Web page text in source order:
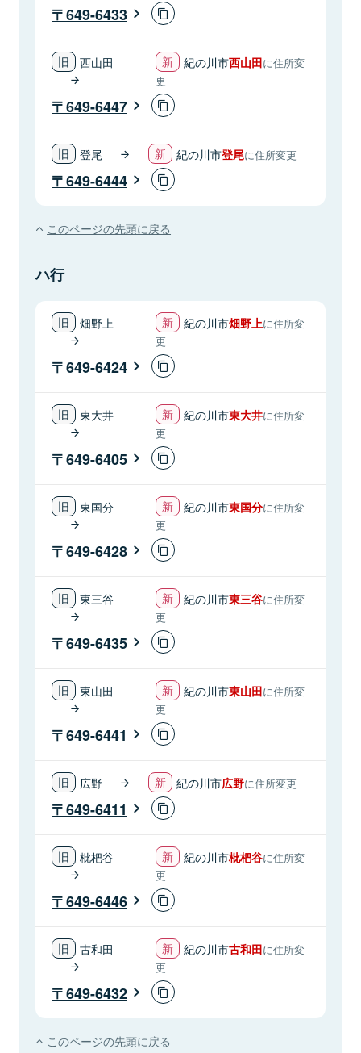
649-6433
西山田 紀の川市西山田に住所変
更
649-6447
登尾 紀の川市登尾に住所変更
649-6444
このページの先頭に戻る
ハ行
畑野上 紀の川市畑野上に住所変
更
649-6424
東大井 紀の川市東大井に住所変
更
649-6405
東国分 紀の川市東国分に住所変
更
649-6428
東三谷 紀の川市東三谷に住所変
更
649-6435
東山田 紀の川市東山田に住所変
更
649-6441
広野 紀の川市広野に住所変更
649-6411
枇杷谷 紀の川市枇杷谷に住所変
更
649-6446
古和田 紀の川市古和田に住所変
更
649-6432
このページの先頭に戻る